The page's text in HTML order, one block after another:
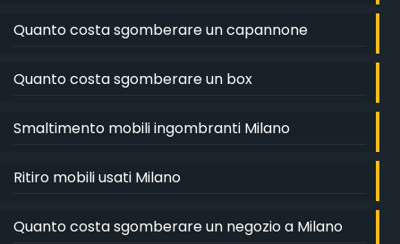
Quanto costa sgomberare un capannone
Quanto costa sgomberare un box
Smaltimento mobili ingombranti Milano
Ritiro mobili usati Milano
Quanto costa sgomberare un negozio a Milano